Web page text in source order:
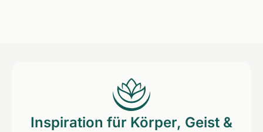
Inspiration für Körper, Geist &